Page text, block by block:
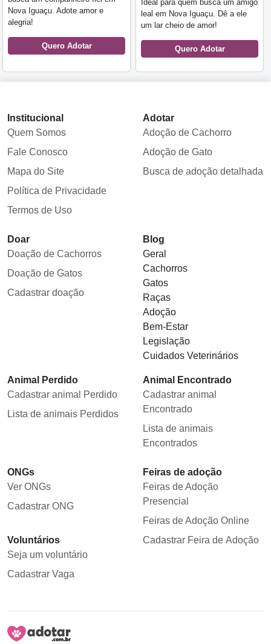
Nova Iguaçu. Adote amor e
alegria!
Quero Adotar
Ideal para quem busca um amigo
leal em Nova Iguaçu. Dê a ele
um lar cheio de amor!
Quero Adotar
Institucional
Quem Somos
Fale Conosco
Mapa do Site
Política de Privacidade
Termos de Uso
Adotar
Adoção de Cachorro
Adoção de Gato
Busca de adoção detalhada
Doar
Doação de Cachorros
Doação de Gatos
Cadastrar doação
Blog
Geral
Cachorros
Gatos
Raças
Adoção
Bem-Estar
Legislação
Cuidados Veterinários
Animal Perdido
Cadastrar animal Perdido
Lista de animais Perdidos
Animal Encontrado
Cadastrar animal
Encontrado
Lista de animais
Encontrados
ONGs
Ver ONGs
Cadastrar ONG
Voluntários
Seja um voluntário
Cadastrar Vaga
Feiras de adoção
Feiras de Adoção
Presencial
Feiras de Adoção Online
Cadastrar Feira de Adoção